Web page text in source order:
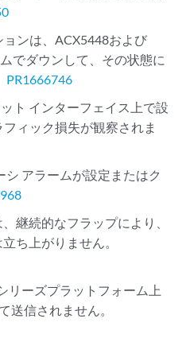
ンは、ACX5448および
でダウンして、その状態に
PR1666746
ト インターフェイス上で設
ィック損失が観察されま
シ アラームが設定またはク
継続的なフラップにより、
ち上がりません。
リーズプラットフォーム上
送信されません。